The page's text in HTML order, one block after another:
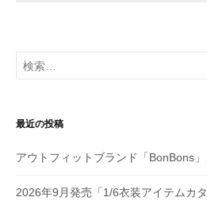
シ
ョ
ン
検
索:
最近の投稿
アウトフィットブランド「BonBons
2026年9月発売「1/6衣装アイテムカ